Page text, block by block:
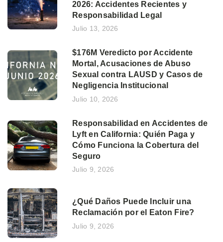
2026: Accidentes Recientes y
Responsabilidad Legal
Julio 13, 2026
$176M Veredicto por Accidente
Mortal, Acusaciones de Abuso
Sexual contra LAUSD y Casos de
Negligencia Institucional
Julio 10, 2026
Responsabilidad en Accidentes de
Lyft en California: Quién Paga y
Cómo Funciona la Cobertura del
Seguro
Julio 9, 2026
¿Qué Daños Puede Incluir una
Reclamación por el Eaton Fire?
Julio 9, 2026